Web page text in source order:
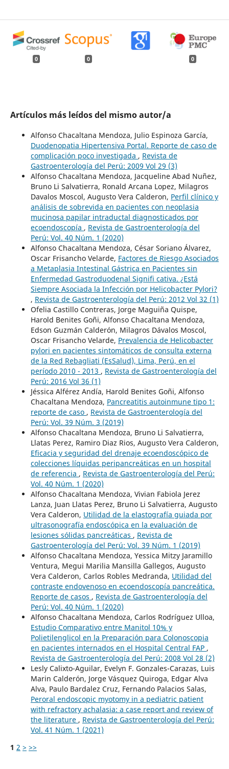
0 0 0
Artículos más leídos del mismo autor/a
Alfonso Chacaltana Mendoza, Julio Espinoza García,
Duodenopatia Hipertensiva Portal. Reporte de caso de
complicación poco investigada , Revista de
Gastroenterología del Perú: 2009 Vol 29 (3)
Alfonso Chacaltana Mendoza, Jacqueline Abad Nuñez,
Bruno Li Salvatierra, Ronald Arcana Lopez, Milagros
Davalos Moscol, Augusto Vera Calderon, Perfil clínico y
análisis de sobrevida en pacientes con neoplasia
mucinosa papilar intraductal diagnosticados por
ecoendoscopía , Revista de Gastroenterología del
Perú: Vol. 40 Núm. 1 (2020)
Alfonso Chacaltana Mendoza, César Soriano Álvarez,
Oscar Frisancho Velarde, Factores de Riesgo Asociados
a Metaplasia Intestinal Gástrica en Pacientes sin
Enfermedad Gastroduodenal Signifi cativa. ¿Está
Siempre Asociada la Infección por Helicobacter Pylori?
, Revista de Gastroenterología del Perú: 2012 Vol 32 (1)
Ofelia Castillo Contreras, Jorge Maguiña Quispe,
Harold Benites Goñi, Alfonso Chacaltana Mendoza,
Edson Guzmán Calderón, Milagros Dávalos Moscol,
Oscar Frisancho Velarde, Prevalencia de Helicobacter
pylori en pacientes sintomáticos de consulta externa
de la Red Rebagliati (EsSalud), Lima, Perú, en el
período 2010 - 2013 , Revista de Gastroenterología del
Perú: 2016 Vol 36 (1)
Jéssica Alférez Andía, Harold Benites Goñi, Alfonso
Chacaltana Mendoza, Pancreatitis autoinmune tipo 1:
reporte de caso , Revista de Gastroenterología del
Perú: Vol. 39 Núm. 3 (2019)
Alfonso Chacaltana Mendoza, Bruno Li Salvatierra,
Llatas Perez, Ramiro Diaz Rios, Augusto Vera Calderon,
Eficacia y seguridad del drenaje ecoendoscópico de
colecciones líquidas peripancreáticas en un hospital
de referencia , Revista de Gastroenterología del Perú:
Vol. 40 Núm. 1 (2020)
Alfonso Chacaltana Mendoza, Vivian Fabiola Jerez
Lanza, Juan Llatas Perez, Bruno Li Salvatierra, Augusto
Vera Calderon, Utilidad de la elastografía guiada por
ultrasonografía endoscópica en la evaluación de
lesiones sólidas pancreáticas , Revista de
Gastroenterología del Perú: Vol. 39 Núm. 1 (2019)
Alfonso Chacaltana Mendoza, Yessica Mitzy Jaramillo
Ventura, Megui Marilia Mansilla Gallegos, Augusto
Vera Calderon, Carlos Robles Medranda, Utilidad del
contraste endovenoso en ecoendoscopía pancreática.
Reporte de casos , Revista de Gastroenterología del
Perú: Vol. 40 Núm. 1 (2020)
Alfonso Chacaltana Mendoza, Carlos Rodríguez Ulloa,
Estudio Comparativo entre Manitol 10% y
Polietilenglicol en la Preparación para Colonoscopia
en pacientes internados en el Hospital Central FAP ,
Revista de Gastroenterología del Perú: 2008 Vol 28 (2)
Lesly Calixto-Aguilar, Evelyn F. Gonzales-Carazas, Luis
Marin Calderón, Jorge Vásquez Quiroga, Edgar Alva
Alva, Paulo Bardalez Cruz, Fernando Palacios Salas,
Peroral endoscopic myotomy in a pediatric patient
with refractory achalasia: a case report and review of
the literature , Revista de Gastroenterología del Perú:
Vol. 41 Núm. 1 (2021)
1 2 > >>